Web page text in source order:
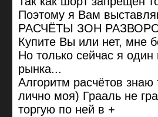
Поэтому я Вам
РАСЧЁТЫ ЗОН
Купите Вы или нет, мне
Но только сейчас я
рынка...
Алгоритм расчётов знаю
лично моя) Грааль не
торгую по ней в +